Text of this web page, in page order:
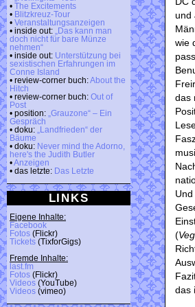
• The Excitements
• Blitzkreuz-Tour
• Veranstaltungsanzeigen
• inside out:
„Das kann man
doch nicht für bare Münze
nehmen“
• inside out: Unterstützung bei
sexistischen Erfahrungen im
Conne Island
• review-corner buch:About the
Hitch
• review-corner buch: Out of
Post
• position: „Grauzone“ – Ein
Gespräch
• doku:
„Landfrieden“ der
Bäume
• doku: Never mind the Adorno,
here's the Judith Butler
•Anzeigen
• das letzte: Das Letzte
LINKS
Eigene Inhalte:
Facebook
Fotos (Flickr)
Tickets (TixforGigs)
Fremde Inhalte:
last.fm
Fotos (Flickr)
Videos (YouTube)
Videos (vimeo)
und
wie
das
(
das